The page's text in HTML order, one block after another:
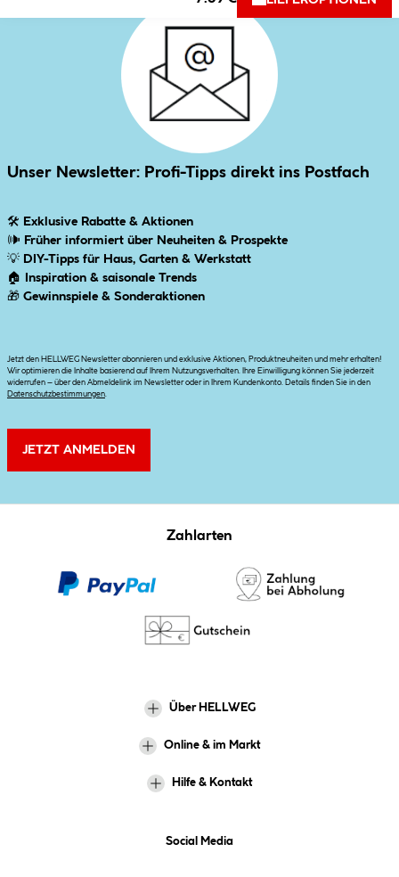
Unser Newsletter: Profi-Tipps direkt ins Postfach
🛠 Exklusive Rabatte & Aktionen
🕪 Früher informiert über Neuheiten & Prospekte
💡 DIY-Tipps für Haus, Garten & Werkstatt
🏠
Inspiration & saisonale Trends
🎁 Gewinnspiele & Sonderaktionen
Jetzt den HELLWEG Newsletter abonnieren und exklusive Aktionen, Produktneuheiten und mehr erhalten!
Wir optimieren die Inhalte basierend auf Ihrem Nutzungsverhalten. Ihre Einwilligung können Sie jederzeit
widerrufen – über den Abmeldelink im Newsletter oder in Ihrem Kundenkonto. Details finden Sie in den
Datenschutzbestimmungen
JETZT ANMELDEN
Zahlarten
Über HELLWEG
Online & im Markt
Hilfe & Kontakt
Social Media